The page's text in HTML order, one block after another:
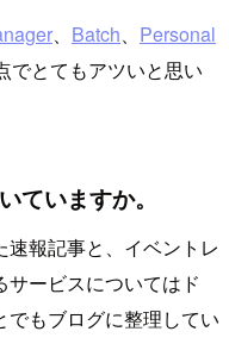
、 Batch、 Personal
でとてもアツいと思い
ていますか。
報記事と、イベントレ
ービスについてはド
もブログに整理してい